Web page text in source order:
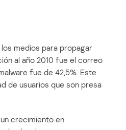
medios para propagar
al año 2010 fue el correo
fue de 42,5%. Este
de usuarios que son presa
crecimiento en